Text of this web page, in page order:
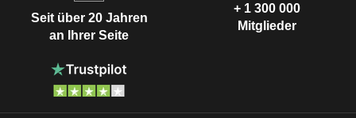
Seit über 20 Jahren
an Ihrer Seite
+ 1 300 000
Mitglieder